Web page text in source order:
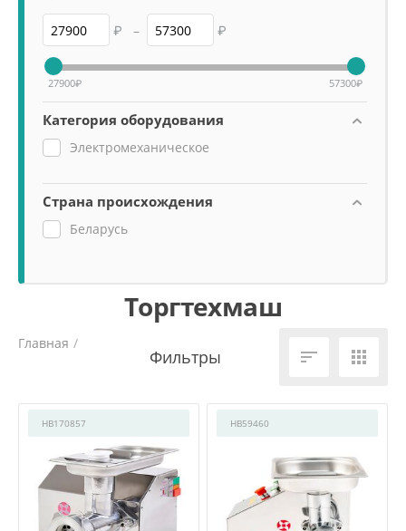
₽ – ₽
27900₽ 57300₽
Категория оборудования
Электромеханическое
Страна происхождения
Беларусь
Торгтехмаш
Главная /
 
HB170857 HB59460